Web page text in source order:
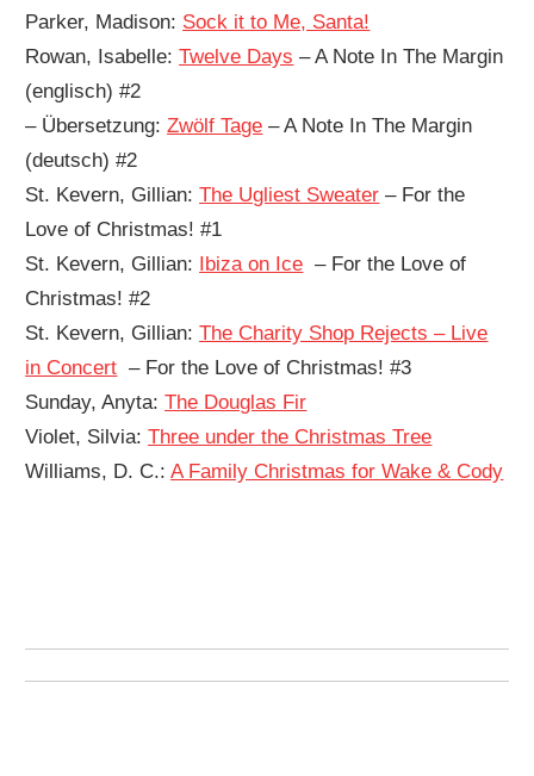
Parker, Madison: Sock it to Me, Santa!
Rowan, Isabelle:Twelve Days – A Note In The Margin
(englisch) #2
– Übersetzung:Zwölf Tage – A Note In The Margin
(deutsch) #2
St. Kevern, Gillian:The Ugliest Sweater – For the
Love of Christmas! #1
St. Kevern, Gillian: Ibiza on Ice – For the Love of
Christmas! #2
St. Kevern, Gillian:The Charity Shop Rejects – Live
in Concert – For the Love of Christmas! #3
Sunday, Anyta:The Douglas Fir
Violet, Silvia:Three under the Christmas Tree
Williams, D. C.:A Family Christmas for Wake & Cody